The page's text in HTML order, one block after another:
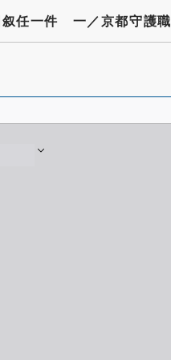
叙任一件 一／京都守護職